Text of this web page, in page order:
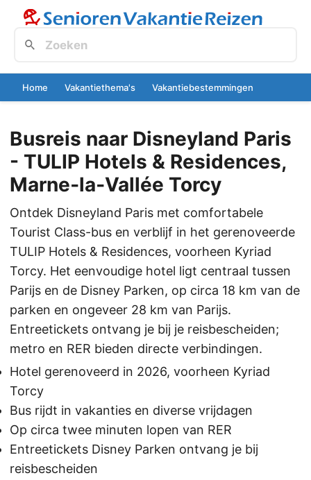
Home Vakantiethema's Vakantiebestemmingen
Busreis naar Disneyland Paris
- TULIP Hotels & Residences,
Marne‑la‑Vallée Torcy
Ontdek Disneyland Paris met comfortabele
Tourist Class-bus en verblijf in het gerenoveerde
TULIP Hotels & Residences, voorheen Kyriad
Torcy. Het eenvoudige hotel ligt centraal tussen
Parijs en de Disney Parken, op circa 18 km van de
parken en ongeveer 28 km van Parijs.
Entreetickets ontvang je bij je reisbescheiden;
metro en RER bieden directe verbindingen.
Hotel gerenoveerd in 2026, voorheen Kyriad
Torcy
Bus rijdt in vakanties en diverse vrijdagen
Op circa twee minuten lopen van RER
Entreetickets Disney Parken ontvang je bij
reisbescheiden